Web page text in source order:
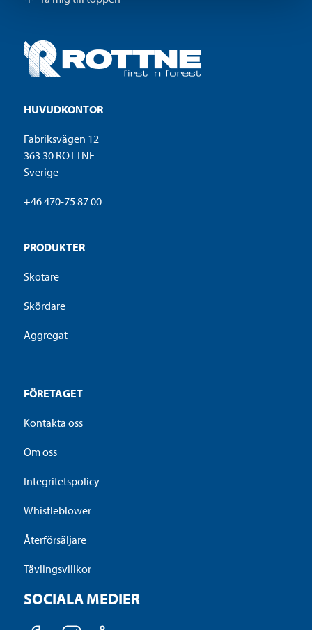
Stein Tore nygaard
97 12 70 52
Østre Blixrud vei 5
Hyllebjegvej 29, 9640 Farso
+4522613449
HUVUDKONTOR
Fabriksvägen 12
363 30 ROTTNE
Sverige
+46 470-75 87 00
PRODUKTER
Skotare
Skördare
Aggregat
FÖRETAGET
Kontakta oss
Om oss
Integritetspolicy
Whistleblower
Återförsäljare
Tävlingsvillkor
SOCIALA MEDIER